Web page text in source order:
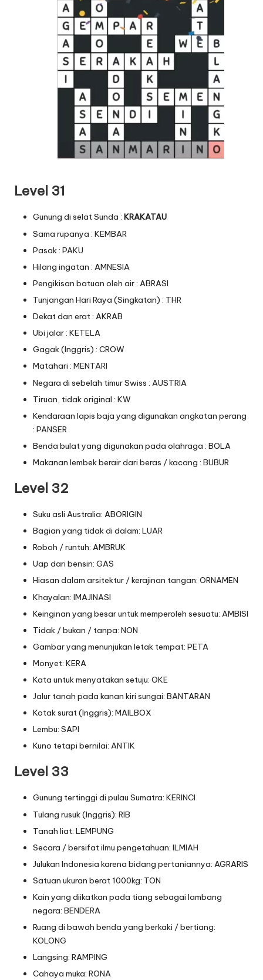
Level 31
Gunung di selat Sunda : KRAKATAU
Sama rupanya : KEMBAR
Pasak : PAKU
Hilang ingatan : AMNESIA
Pengikisan batuan oleh air : ABRASI
Tunjangan Hari Raya (Singkatan) : THR
Dekat dan erat : AKRAB
Ubi jalar : KETELA
Gagak (Inggris) : CROW
Matahari : MENTARI
Negara di sebelah timur Swiss : AUSTRIA
Tiruan, tidak original : KW
Kendaraan lapis baja yang digunakan angkatan perang
: PANSER
Benda bulat yang digunakan pada olahraga : BOLA
Makanan lembek berair dari beras / kacang : BUBUR
Level 32
Suku asli Australia: ABORIGIN
Bagian yang tidak di dalam: LUAR
Roboh / runtuh: AMBRUK
Uap dari bensin: GAS
Hiasan dalam arsitektur / kerajinan tangan: ORNAMEN
Khayalan: IMAJINASI
Keinginan yang besar untuk memperoleh sesuatu: AMBISI
Tidak / bukan / tanpa: NON
Gambar yang menunjukan letak tempat: PETA
Monyet: KERA
Kata untuk menyatakan setuju: OKE
Jalur tanah pada kanan kiri sungai: BANTARAN
Kotak surat (Inggris): MAILBOX
Lembu: SAPI
Kuno tetapi bernilai: ANTIK
Level 33
Gunung tertinggi di pulau Sumatra: KERINCI
Tulang rusuk (Inggris): RIB
Tanah liat: LEMPUNG
Secara / bersifat ilmu pengetahuan: ILMIAH
Julukan Indonesia karena bidang pertaniannya: AGRARIS
Satuan ukuran berat 1000kg: TON
Kain yang diikatkan pada tiang sebagai lambang
negara: BENDERA
Ruang di bawah benda yang berkaki / bertiang:
KOLONG
Langsing: RAMPING
Cahaya muka: RONA